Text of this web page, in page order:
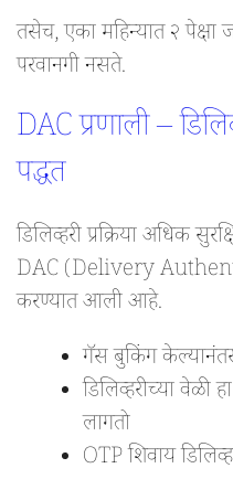
तसेच, एका महिन्यात २
परवानगी नसते.
DAC प्रणाली –
पद्धत
डिलिव्हरी प्रक्रिया अधिक
DAC (Delivery
करण्यात आली आहे.
गॅस बुकिंग केल्यानंतर
डिलिव्हरीच्या वेळी
लागतो
OTP शिवाय